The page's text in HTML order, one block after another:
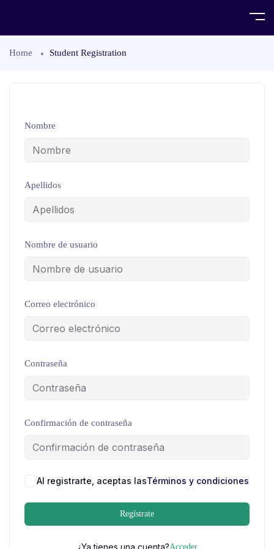
Home Student Registration
Nombre
Apellidos
Nombre de usuario
Correo electrónico
Contraseña
Confirmación de contraseña
Al registrarte, aceptas lasTérminos y condiciones
Regístrate
¿Ya tienes una cuenta?Acceder